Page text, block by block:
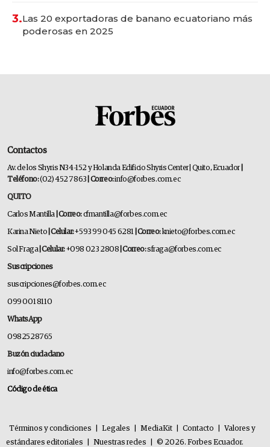
3.Las 20 exportadoras de banano ecuatoriano más
poderosas en 2025
Contactos
Av. de los Shyris N34-152 y Holanda Edificio Shyris Center | Quito, Ecuador
Teléfono:(02) 452 7863 | Correo:info@forbes.com.ec
QUITO
Carlos Mantilla | Correo:cfmantilla@forbes.com.ec
Karina Nieto | Celular:+593 99 045 6281 | Correo:knieto@forbes.com.ec
Sol Fraga| Celular:+098 023 2808 | Correo:sfraga@forbes.com.ec
Suscripciones
suscripciones@forbes.com.ec
099 001 8110
WhatsApp
0982528765
Buzón ciudadano
info@forbes.com.ec
Código de ética
Términos y condiciones Legales MediaKit Contacto
Valores y
estándares editoriales
Nuestras redes © 2026. Forbes Ecuador.